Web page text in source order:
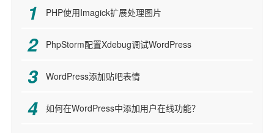
PHP使用Imagick扩展处理图片
PhpStorm配置Xdebug调试WordPress
WordPress添加贴吧表情
如何在WordPress中添加用户在线功能？